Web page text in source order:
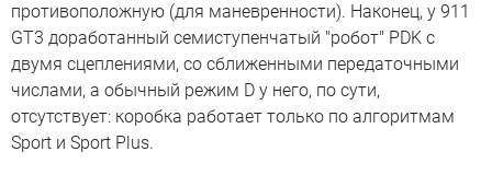
противоположную (для маневренности). Наконец, у 911
GT3 доработанный семиступенчатый "робот" PDK с
двумя сцеплениями, со сближенными передаточными
числами, а обычный режим D у него, по сути,
отсутствует: коробка работает только по алгоритмам
Sport и Sport Plus.